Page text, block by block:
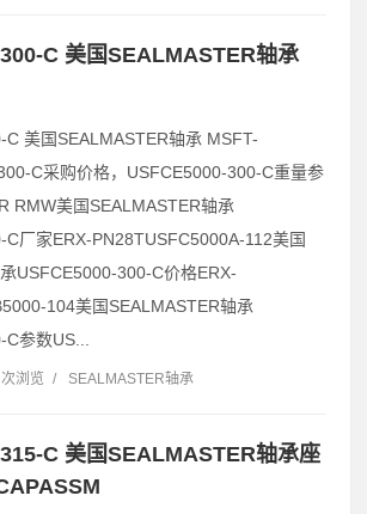
C 美国SEALMASTER轴承
美国SEALMASTER轴承 MSFT-
C采购价格，USFCE5000-300-C重量参
RMW美国SEALMASTER轴承
厂家ERX-PN28TUSFC5000A-112美国
USFCE5000-300-C价格ERX-
104美国SEALMASTER轴承
参数US...
浏览 / SEALMASTER轴承
C 美国SEALMASTER轴承座